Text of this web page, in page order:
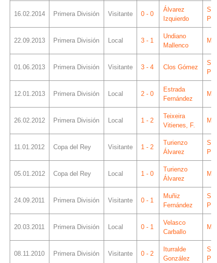
16.02.2014 Primera División Visitante 0 - 0
Álvarez
Izquierdo
22.09.2013 Primera División Local 3 - 1
Undiano
Mallenco
01.06.2013 Primera División Visitante 3 - 4 Clos Gómez
12.01.2013 Primera División Local 2 - 0
Estrada
Fernández
26.02.2012 Primera División Local 1 - 2
Teixeira
Vitienes, F.
11.01.2012 Copa del Rey Visitante 1 - 2
Turienzo
Álvarez
05.01.2012 Copa del Rey Local 1 - 0
Turienzo
Álvarez
24.09.2011 Primera División Visitante 0 - 1
Muñiz
Fernández
20.03.2011 Primera División Local 0 - 1
Velasco
Carballo
08.11.2010 Primera División Visitante 0 - 2
Iturralde
González